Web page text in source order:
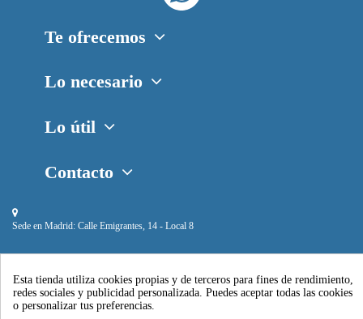
Te ofrecemos
Lo necesario
Lo útil
Contacto
Sede en Madrid: Calle Emigrantes, 14 - Local 8
Piscihogar © 2024
Esta tienda utiliza cookies propias y de terceros para fines de rendimiento,
redes sociales y publicidad personalizada. Puedes aceptar todas las cookies
o personalizar tus preferencias.